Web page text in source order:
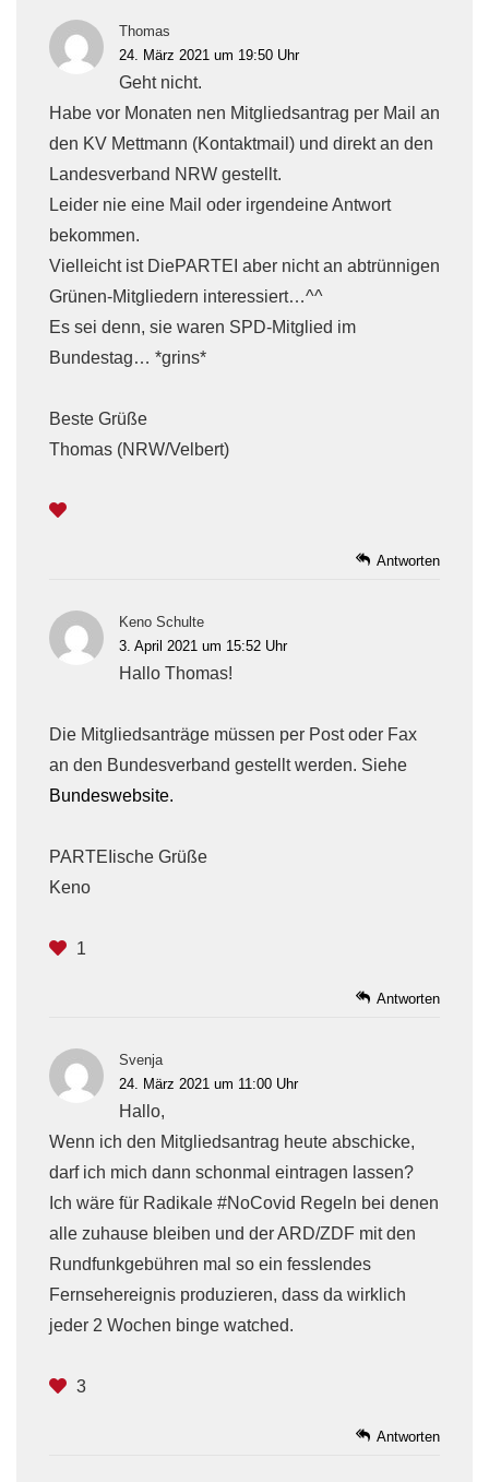
Thomas
24. März 2021 um 19:50 Uhr
Geht nicht.
Habe vor Monaten nen Mitgliedsantrag per Mail an
den KV Mettmann (Kontaktmail) und direkt an den
Landesverband NRW gestellt.
Leider nie eine Mail oder irgendeine Antwort
bekommen.
Vielleicht ist DiePARTEI aber nicht an abtrünnigen
Grünen-Mitgliedern interessiert…^^
Es sei denn, sie waren SPD-Mitglied im
Bundestag… *grins*
Beste Grüße
Thomas (NRW/Velbert)
Antworten
Keno Schulte
3. April 2021 um 15:52 Uhr
Hallo Thomas!
Die Mitgliedsanträge müssen per Post oder Fax
an den Bundesverband gestellt werden. Siehe
Bundeswebsite.
PARTEIische Grüße
Keno
1
Antworten
Svenja
24. März 2021 um 11:00 Uhr
Hallo,
Wenn ich den Mitgliedsantrag heute abschicke,
darf ich mich dann schonmal eintragen lassen?
Ich wäre für Radikale #NoCovid Regeln bei denen
alle zuhause bleiben und der ARD/ZDF mit den
Rundfunkgebühren mal so ein fesslendes
Fernsehereignis produzieren, dass da wirklich
jeder 2 Wochen binge watched.
3
Antworten